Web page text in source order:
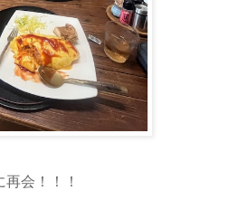
会！！！